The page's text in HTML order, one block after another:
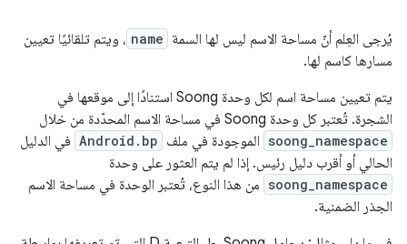
يُرجى العِلم أنّ مساحة الاسم ليس لها السمة name ، ويتم تلقائيًا تعيين
مسارها كاسم لها.
يتم تعيين مساحة اسم لكل وحدة Soong استنادًا إلى موقعها في
الشجرة. تُعتبر كل وحدة Soong في مساحة الاسم المحدّدة من خلال
soong_namespace الموجودة في ملف Android.bp في الدليل
الحالي أو أقرب دليل رئيس. إذا لم يتم العثور على وحدة
soong_namespace من هذا النوع، تُعتبر الوحدة في مساحة الاسم
الجذر الضمنية.